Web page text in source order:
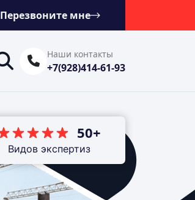
Перезвоните мне
Наши контакты
+7(928)414-61-93
50+
Видов экспертиз